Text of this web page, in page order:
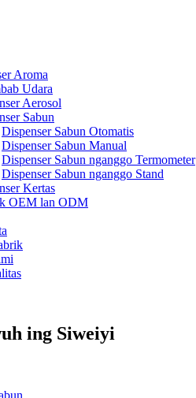
Aroma
Udara
Aerosol
Sabun
Dispenser Sabun Otomatis
Dispenser Sabun Manual
Dispenser Sabun nganggo Termometer
Dispenser Sabun nganggo Stand
Kertas
OEM lan ODM
ing Siweiyi